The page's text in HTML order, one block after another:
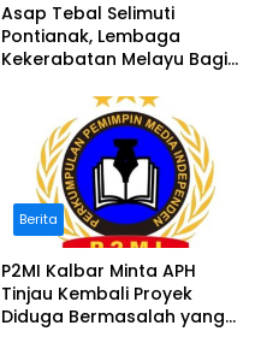
Asap Tebal Selimuti
Pontianak, Lembaga
Kekerabatan Melayu Bagi
Berita
P2MI Kalbar Minta APH
Tinjau Kembali Proyek
Diduga Bermasalah yang